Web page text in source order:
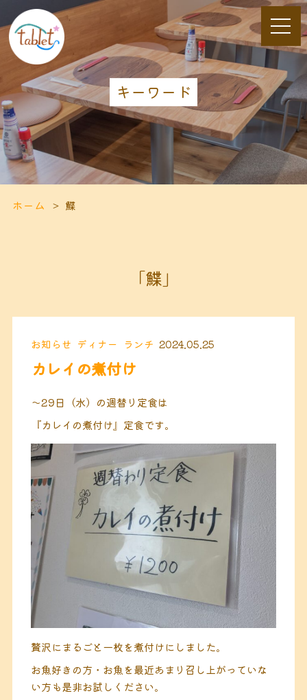
キーワード
ホーム 鰈
「鰈」
お知らせ ディナー ランチ 2024.05.25
カレイの煮付け
〜29日（水） の週替り定食は
『カレイの煮付け』定食です。
贅沢にまるごと一枚を煮付けにしました。
お魚好きの方・お魚を最近あまり召し上がっていな
い方も是非お試しください。